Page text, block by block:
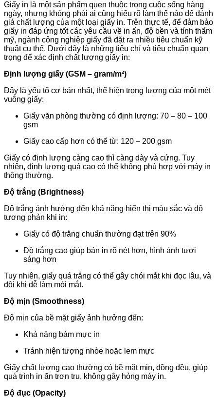
Giấy in là một sản phẩm quen thuộc trong cuộc sống hàng
ngày, nhưng không phải ai cũng hiểu rõ làm thế nào để đánh
giá chất lượng của một loại giấy in. Trên thực tế, để đảm bảo
giấy in đáp ứng tốt các yêu cầu về in ấn, độ bền và tính thẩm
mỹ, ngành công nghiệp giấy đã đặt ra nhiều tiêu chuẩn kỹ
thuật cụ thể. Dưới đây là những tiêu chí và tiêu chuẩn quan
trọng để xác định chất lượng giấy in:
Định lượng giấy (GSM – gram/m²)
Đây là yếu tố cơ bản nhất, thể hiện trọng lượng của một mét
vuông giấy:
Giấy văn phòng thường có định lượng: 70 – 80 – 100
gsm
Giấy cao cấp hơn có thể từ: 120 – 200 gsm
Giấy có định lượng càng cao thì càng dày và cứng. Tuy
nhiên, định lượng quá cao có thể không phù hợp với máy in
thông thường.
Độ trắng (Brightness)
Độ trắng ảnh hưởng đến khả năng hiển thị màu sắc và độ
tương phản khi in:
Giấy có độ trắng chuẩn thường đạt trên 90%
Độ trắng cao giúp bản in rõ nét hơn, hình ảnh tươi
sáng hơn
Tuy nhiên, giấy quá trắng có thể gây chói mắt khi đọc lâu, và
đôi khi dễ làm mỏi mắt.
Độ mịn (Smoothness)
Độ mịn của bề mặt giấy ảnh hưởng đến:
Khả năng bám mực in
Tránh hiện tượng nhòe hoặc lem mực
Giấy chất lượng cao thường có bề mặt mịn, đồng đều, giúp
quá trình in ấn trơn tru, không gây hỏng máy in.
Độ đục (Opacity)